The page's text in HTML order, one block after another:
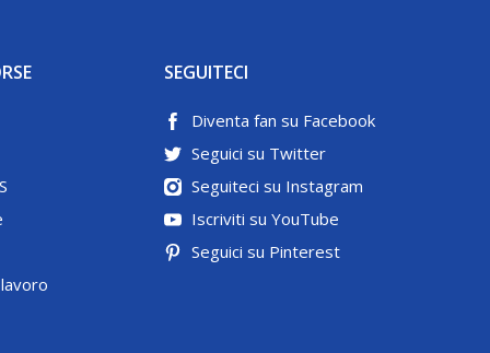
SEGUITECI
Diventa fan su Facebook
Seguici su Twitter
Seguiteci su Instagram
Iscriviti su YouTube
Seguici su Pinterest